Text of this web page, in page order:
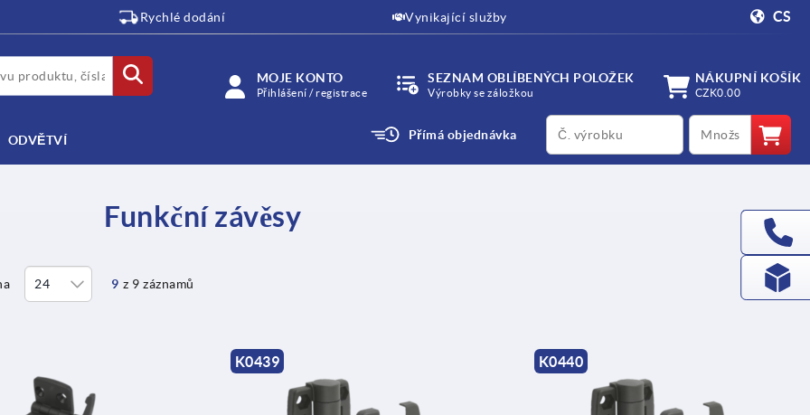
Rychlé dodání Vynikající služby CS
MOJE KONTO
Přihlášení / registrace
SEZNAM OBLÍBENÝCH POLOŽEK
Výrobky se záložkou
NÁKUPNÍ KOŠÍK
CZK0.00
ODVĚTVÍ Přímá objednávka
productCode qty
Funkční závěsy
9 z 9 záznamů
K0439 K0440